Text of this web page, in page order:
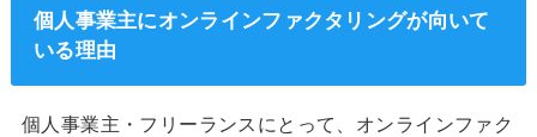
個人事業主にオンラインファクタリングが向いて
いる理由
個人事業主・フリーランスにとって、オンラインファク